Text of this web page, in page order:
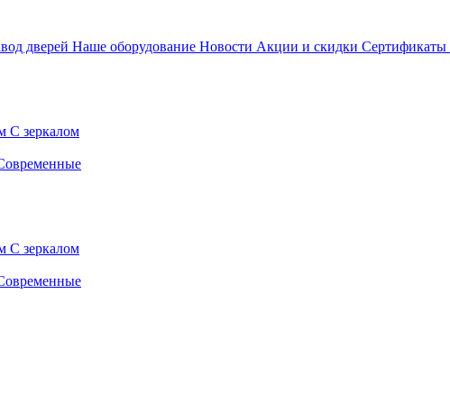
дверей Наше оборудование Новости Акции и скидки Сертификаты
С зеркалом
С зеркалом